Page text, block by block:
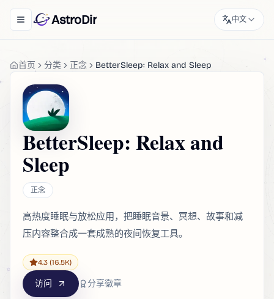
Toggle navigation menu
AstroDir 中文
首页 分类 正念 BetterSleep: Relax and Sleep
BetterSleep: Relax and
Sleep
正念
高热度睡眠与放松应用，把睡眠音景、冥想、故事和减
压内容整合成一套成熟的夜间恢复工具。
4.3 (16.5K)
访问 分享徽章